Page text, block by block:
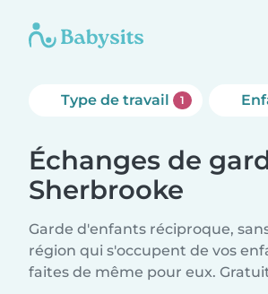
Type de travail 1
Échanges de
Sherbrooke
Garde d'enfants réciproque,
région qui s'occupent de vos
faites de même pour eux.